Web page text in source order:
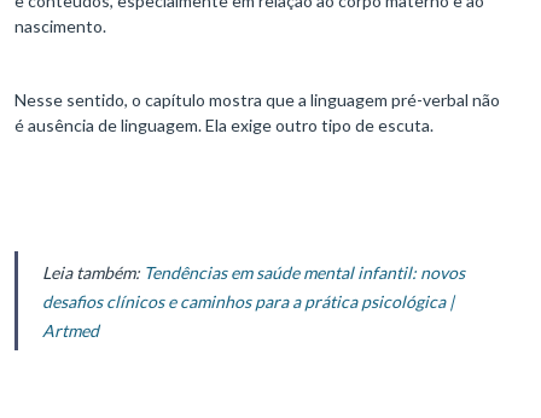
nascimento.
Nesse sentido, o capítulo mostra que a linguagem pré-verbal não
é ausência de linguagem. Ela exige outro tipo de escuta.
Leia também: Tendências em saúde mental infantil: novos
desafios clínicos e caminhos para a prática psicológica |
Artmed